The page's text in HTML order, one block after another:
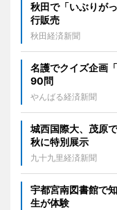
秋田で「いぶりが
行販売
秋田経済新聞
名護でクイズ企画
90問
やんばる経済新聞
城西国際大、茂原
秋に特別展示
九十九里経済新聞
宇都宮南図書館で
生が体験